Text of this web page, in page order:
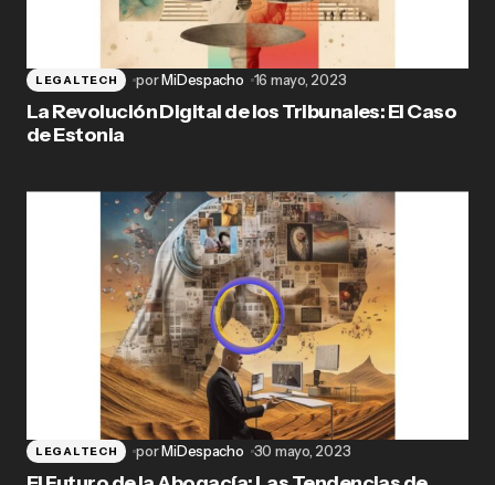
LEGALTECH porMiDespacho 16 mayo, 2023
La Revolución Digital de los Tribunales: El Caso
de Estonia
LEGALTECH porMiDespacho 30 mayo, 2023